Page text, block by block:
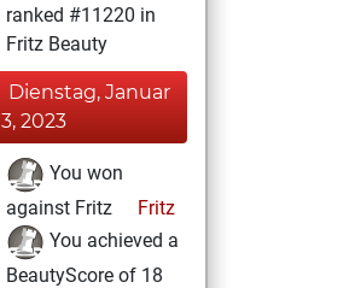
ranked #11220 in
Fritz Beauty
Dienstag, Januar
3, 2023
You won
against Fritz
Fritz
You achieved a
BeautyScore of 18